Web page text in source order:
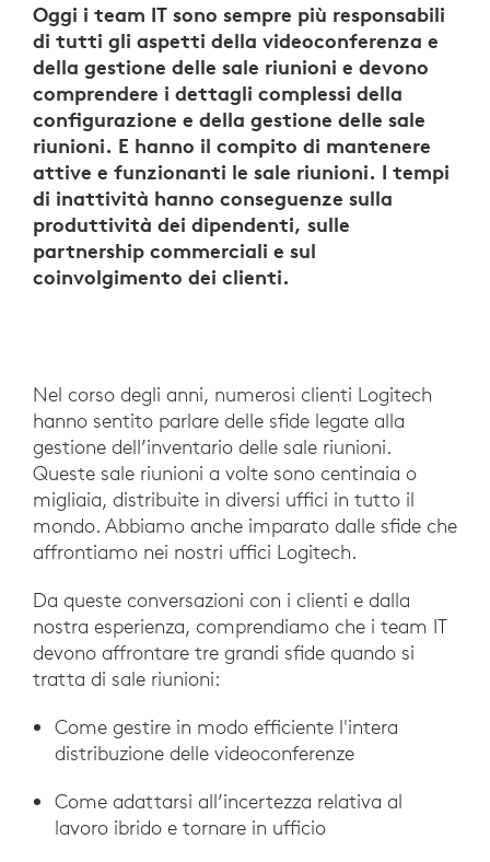
Oggi i team IT sono sempre più responsabili
di tutti gli aspetti della videoconferenza e
della gestione delle sale riunioni e devono
comprendere i dettagli complessi della
configurazione e della gestione delle sale
riunioni. E hanno il compito di mantenere
attive e funzionanti le sale riunioni. I tempi
di inattività hanno conseguenze sulla
produttività dei dipendenti, sulle
partnership commerciali e sul
coinvolgimento dei clienti.
Nel corso degli anni, numerosi clienti Logitech
hanno sentito parlare delle sfide legate alla
gestione dell’inventario delle sale riunioni.
Queste sale riunioni a volte sono centinaia o
migliaia, distribuite in diversi uffici in tutto il
mondo. Abbiamo anche imparato dalle sfide che
affrontiamo nei nostri uffici Logitech.
Da queste conversazioni con i clienti e dalla
nostra esperienza, comprendiamo che i team IT
devono affrontare tre grandi sfide quando si
tratta di sale riunioni:
Come gestire in modo efficiente l'intera
distribuzione delle videoconferenze
Come adattarsi all’incertezza relativa al
lavoro ibrido e tornare in ufficio